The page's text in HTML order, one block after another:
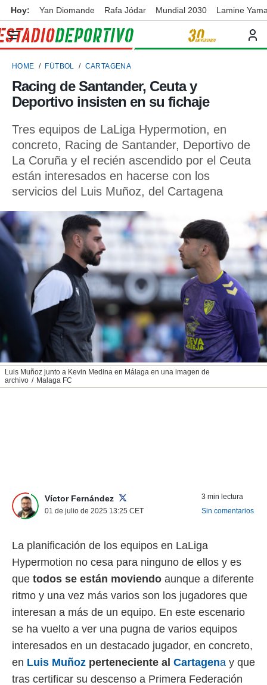
de
por
para
calidad.
a este
las
y
forma
digital
basada
seguir
contenido
coste.
a la
la
y
más
nuestra
y
disponible
ACEPTAR
CONTINUAR
CONFIGURAR
RECHAZAR
Hoy: Yan Diomande Rafa Jódar Mundial 2030 Lamine
HOME FÚTBOL CARTAGENA
Racing de Santander, Ceuta y
Deportivo insisten en su fichaje
Tres equipos de LaLiga Hypermotion, en
concreto, Racing de Santander, Deportivo de
La Coruña y el recién ascendido por el Ceuta
están interesados en hacerse con los
servicios del Luis Muñoz, del Cartagena
Luis Muñoz junto a Kevin Medina en Málaga en una imagen de
archivo
Malaga FC
Víctor Fernández
01 de julio de 2025 13:25 CET
3 min lectura
Sin comentarios
La planificación de los equipos en LaLiga
Hypermotion no cesa para ninguno de ellos y es
que todos se están moviendo aunque a diferente
ritmo y una vez más varios son los jugadores que
interesan a más de un equipo. En este escenario
se ha vuelto a ver una pugna de varios equipos
interesados en un destacado jugador, en concreto,
en Luis Muñoz perteneciente al Cartagena y que
tras certificar su descenso a Primera Federación